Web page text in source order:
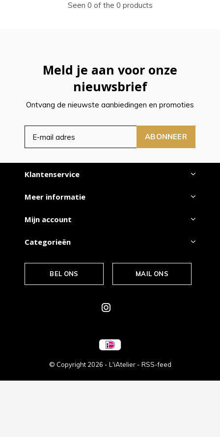
Seen 0 of the 0 products
Meld je aan voor onze
nieuwsbrief
Ontvang de nieuwste aanbiedingen en promoties
ABONNEER
Klantenservice
Meer informatie
Mijn account
Categorieën
BEL ONS MAIL ONS
© Copyright 2026 - L'iAtelier - RSS-feed